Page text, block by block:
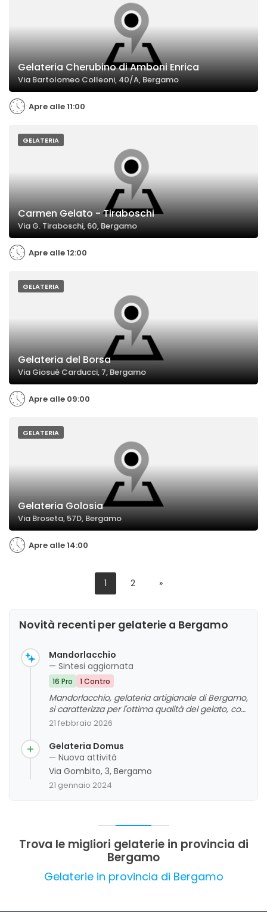
Gelateria Cherubino di Amboni Enrica
Via Bartolomeo Colleoni, 40/A, Bergamo
Apre alle 11:00
GELATERIA
Carmen Gelato - Tiraboschi
Via G. Tiraboschi, 60, Bergamo
Apre alle 12:00
GELATERIA
Gelateria del Borsa
Via Giosuè Carducci, 7, Bergamo
Apre alle 09:00
GELATERIA
Gelateria Golosia
Via Broseta, 57D, Bergamo
Apre alle 14:00
1 2 »
Novità recenti per gelaterie a Bergamo
Mandorlacchio
— Sintesi aggiornata
16 Pro 1 Contro
Mandorlacchio, gelateria artigianale di Bergamo,
si caratterizza per l'ottima qualità del gelato, con
un'attenzione particolare ai gusti tradizionali e
cortesia e la professionalità dello staff. La
varietà di gusti e la cura nella preparazione
contribuiscono a un giudizio complessivo molto
positivo, anche grazie alla simpatia del
personale e all'ambiente accogliente. Non
21 febbraio 2026
Gelateria Domus
— Nuova attività
Via Gombito, 3, Bergamo
21 gennaio 2024
Trova le migliori gelaterie in provincia di
Bergamo
Gelaterie in provincia di Bergamo